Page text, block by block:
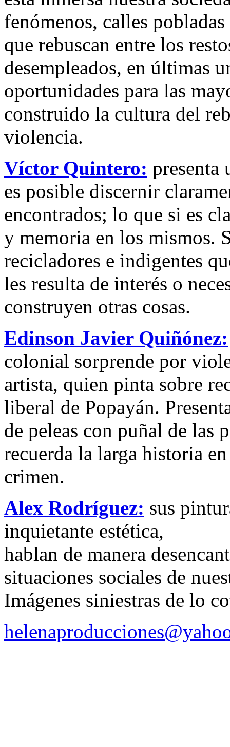
fenómenos, calles
que rebuscan entre los
desempleados, en últimas
oportunidades para las
construido la cultura del
violencia.
Víctor Quintero: presenta
es posible discernir
encontrados; lo que si es
y memoria en los mismos.
recicladores e indigentes
les resulta de interés o
construyen otras cosas.
Edinson Javier Quiñónez:
colonial sorprende por
artista, quien pinta sobre
liberal de Popayán.
de peleas con puñal de las
recuerda la larga historia
crimen.
Alex Rodríguez: sus
inquietante estética,
hablan de manera
situaciones sociales de
Imágenes siniestras de lo